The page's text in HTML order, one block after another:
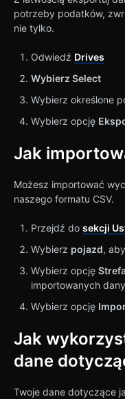
potrzeby podatków,
nie tylko.
Odwiedź Drives
Wybierz Select
Wybierz określone
Wybierz opcję
Jak
Możesz importować
naszego formatu CSV.
Przejdź do sekcji
Wybierz pojazd,
Wybierz opcję
importowanych
Wybierz opcję
Jak
dane
Twoje dane dotyczące